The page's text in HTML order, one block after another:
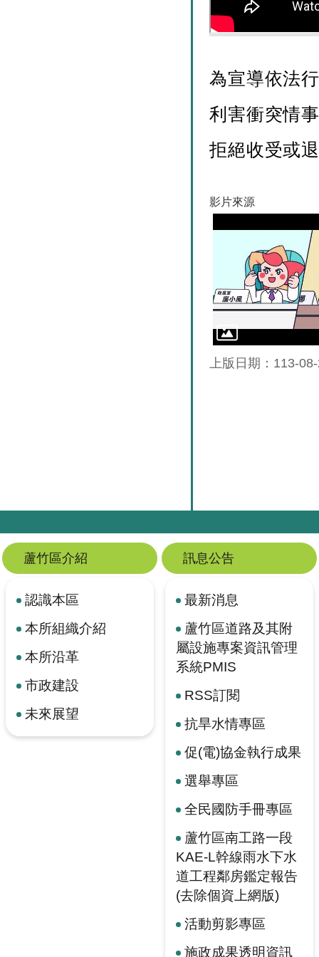
為宣導依法
利害衝突情
拒絕收受或
影片來源
上版日期：113-
蘆竹區介紹
認識本區
本所組織介紹
本所沿革
市政建設
未來展望
訊息公告
最新消息
蘆竹區道路及其附
屬設施專案資訊管理
系統PMIS
RSS訂閱
抗旱水情專區
促(電)協金執行成果
選舉專區
全民國防手冊專區
蘆竹區南工路一段
KAE-L幹線雨水下水
道工程鄰房鑑定報告
(去除個資上網版)
活動剪影專區
施政成果透明資訊